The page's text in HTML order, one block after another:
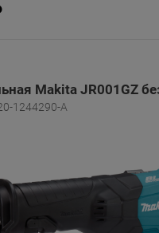
Makita JR001GZ
1244290-A